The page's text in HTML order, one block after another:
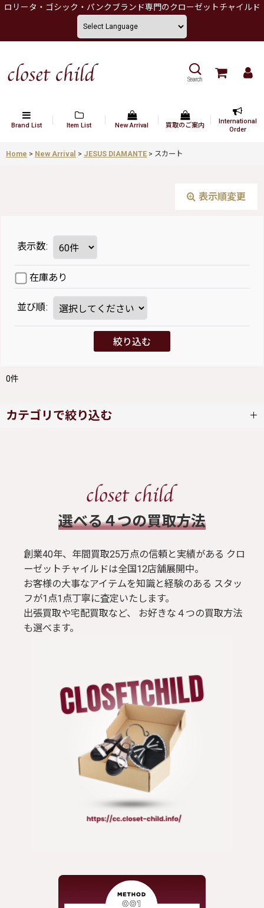
ロリータ・ゴシック・パンクブランド専門のクローゼットチャイルド
Search
Brand List Item List New Arrival 買取のご案内
International
Order
Home > New Arrival > JESUS DIAMANTE > スカート
表示順変更
表示数:
在庫あり
並び順:
絞り込む
0件
カテゴリで絞り込む
ブラウス / シャツ
トップス
Tシャツ
アクセサリー/小物
​選べる４つの買取方法
創業40年、年間買取25万点の信頼と実績がある クロ
ーゼットチャイルドは全国12店舗展開中。
お客様の大事なアイテムを知識と経験のある スタッ
フが1点1点丁寧に査定いたします。
出張買取や宅配買取など、 お好きな４つの買取方法
も選べます。